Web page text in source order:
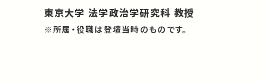
東京大学 法学政治学研究科 教授
※所属・役職は登壇当時のものです。